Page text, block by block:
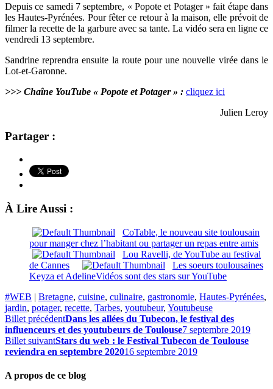
Depuis ce samedi 7 septembre, « Popote et Potager » fait étape dans
les Hautes-Pyrénées. Pour fêter ce retour à la maison, elle prévoit de
filmer la recette de la garbure avec sa tante. La vidéo sera en ligne ce
vendredi 13 septembre.
Sandrine reprendra ensuite la route pour une nouvelle virée dans le
Lot-et-Garonne.
>>> Chaîne YouTube « Popote et Potager » : cliquez ici
Julien Leroy
Partager :
À Lire Aussi :
CoTable, le nouveau site toulousain
pour manger chez l’habitant ou partager un repas entre amis
Lou Ravelli, de YouTube au festival
de Cannes
Les soeurs toulousaines
Keyza et AdelineVidéos sont des stars sur YouTube
#WEB | Bretagne, cuisine, culinaire, gastronomie, Hautes-Pyrénées,
jardin, potager, recette, Tarbes, youtubeur, Youtubeuse
Billet précédentDans les allées du Tubecon, le festival des
influenceurs et des youtubeurs de Toulouse7 septembre 2019
Billet suivantStars du web : le Festival Tubecon de Toulouse
reviendra en septembre 202016 septembre 2019
A propos de ce blog